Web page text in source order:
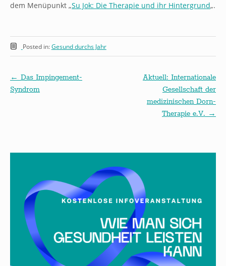
dem Menüpunkt „Su Jok: Die Therapie und ihr Hintergrund„.
Posted in:Gesund durchs Jahr
← Das Impingement-
Syndrom
Aktuell: Internationale
Gesellschaft der
medizinischen Dorn-
Therapie e.V. →